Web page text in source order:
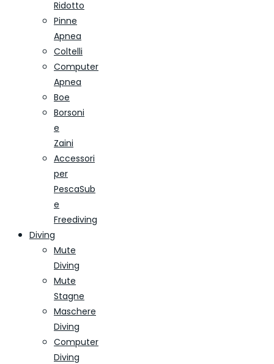
Ridotto
Pinne
Apnea
Coltelli
Computer
Apnea
Boe
Borsoni
e
Zaini
Accessori
per
PescaSub
e
Freediving
Diving
Mute
Diving
Mute
Stagne
Maschere
Diving
Computer
Diving